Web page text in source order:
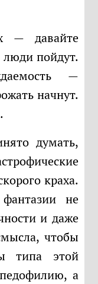
пойдут.
—
начнут.
краха.
не
и даже
чтобы
типа этой
а